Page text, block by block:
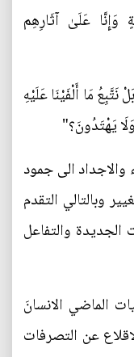
وَإِنَّا عَلَىٰ آثَارِهِم
نَتَّبِعُ مَا أَلْفَيْنَا عَلَيْهِ
يَهْتَدُونَ؟"
والاجداد الى جمود
وبالتالي التقدم
الجديدة والتفاعل
الماضي الانسانَ
عن التصرفات